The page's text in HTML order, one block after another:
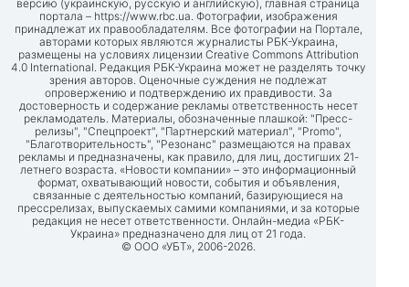
версию (украинскую, русскую и английскую), главная страница
портала – https://www.rbc.ua. Фотографии, изображения
принадлежат их правообладателям. Все фотографии на Портале,
авторами которых являются журналисты РБК-Украина,
размещены на условиях лицензии Creative Commons Attribution
4.0 International. Редакция РБК-Украина может не разделять точку
зрения авторов. Оценочные суждения не подлежат
опровержению и подтверждению их правдивости. За
достоверность и содержание рекламы ответственность несет
рекламодатель. Материалы, обозначенные плашкой: "Пресс-
релизы", "Спецпроект", "Партнерский материал", "Promo",
"Благотворительность", "Резонанс" размещаются на правах
рекламы и предназначены, как правило, для лиц, достигших 21-
летнего возраста. «Новости компании» – это информационный
формат, охватывающий новости, события и объявления,
связанные с деятельностью компаний, базирующиеся на
прессрелизах, выпускаемых самими компаниями, и за которые
редакция не несет ответственности. Онлайн-медиа «РБК-
Украина» предназначено для лиц от 21 года.
© ООО «УБТ», 2006-2026.